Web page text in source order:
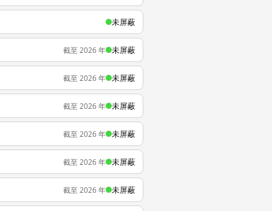
未屏蔽
截至 2026 年 未屏蔽
截至 2026 年 未屏蔽
截至 2026 年 未屏蔽
截至 2026 年 未屏蔽
截至 2026 年 未屏蔽
截至 2026 年 未屏蔽